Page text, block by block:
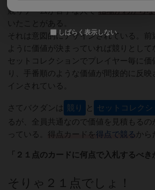
競りゲームが苦手な人で”相場がわから
いたことがある。
それは意図的にデザインされている。前
ように価値が決まっていれば競りとして
セットコレクションでプレイヤー毎に価
り、手番順のような価値が間接的に反映
インされている。
さてバクダンは 競り と セットコレクシ
るが、全員共通なので価値を見積もるの
っている。 得点カードを得点で競るから
「２１点のカードに何点で入札するべき
そりゃ２１点でしょ！
しばらく表示しない